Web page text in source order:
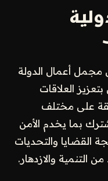
أعمال الدولة
العلاقات
على مختلف
بما يخدم الأمن
القضايا والتحديات
التنمية والازدهار.